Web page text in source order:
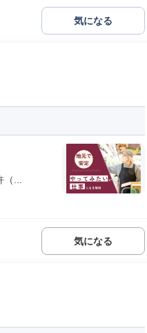
気になる
...
気になる